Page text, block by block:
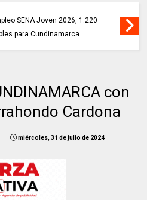
SENA Joven 2026, 1.220
para Cundinamarca.
con
Cardona
miércoles, 31 de julio de 2024